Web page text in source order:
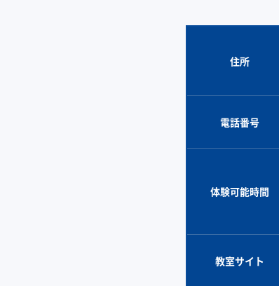
住所
電話番号
体験可能時間
教室サイト